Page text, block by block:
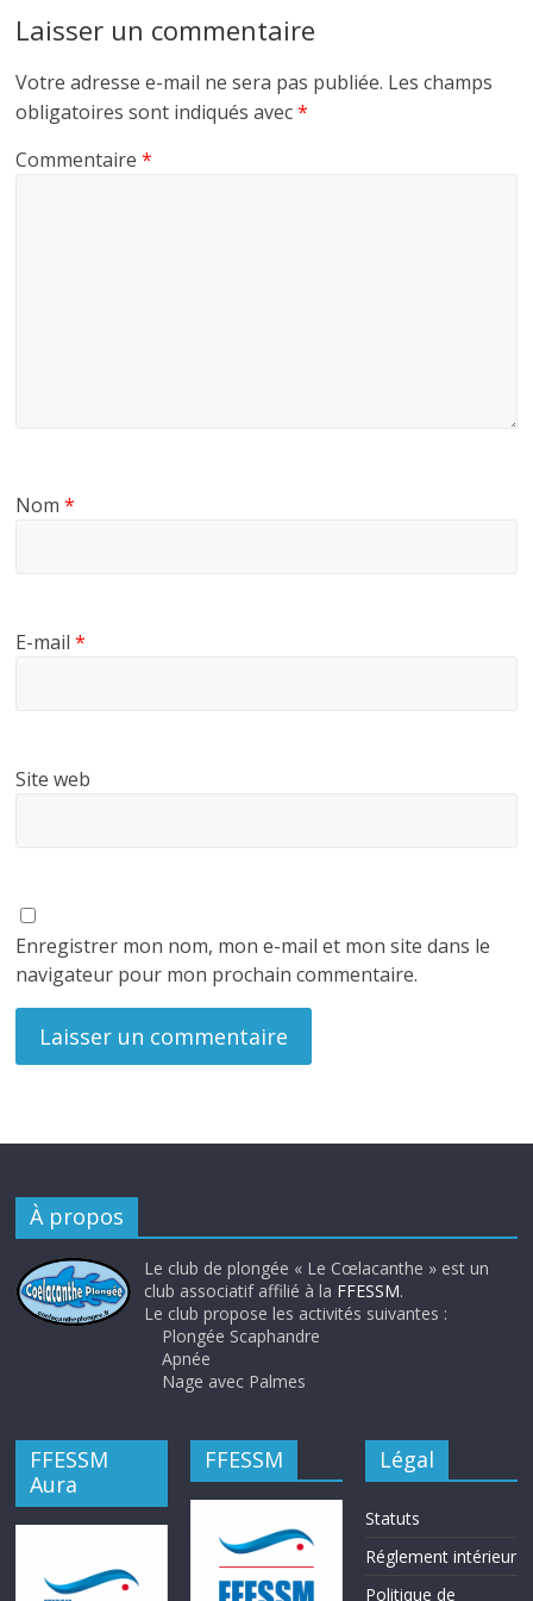
Laisser un commentaire
Votre adresse e-mail ne sera pas publiée. Les champs
obligatoires sont indiqués avec*
Commentaire*
Nom*
E-mail*
Site web
Enregistrer mon nom, mon e-mail et mon site dans le
navigateur pour mon prochain commentaire.
À propos
Le club de plongée « Le Cœlacanthe » est un
club associatif affilié à la FFESSM.
Le club propose les activités suivantes :
Plongée Scaphandre
Apnée
Nage avec Palmes
FFESSM
Aura
FFESSM Légal
Statuts
Réglement intérieur
Politique de